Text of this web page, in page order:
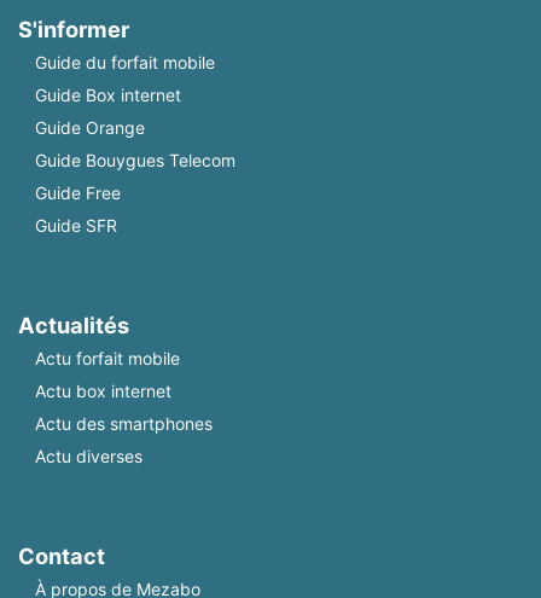
S'informer
Guide du forfait mobile
Guide Box internet
Guide Orange
Guide Bouygues Telecom
Guide Free
Guide SFR
Actualités
Actu forfait mobile
Actu box internet
Actu des smartphones
Actu diverses
Contact
À propos de Mezabo